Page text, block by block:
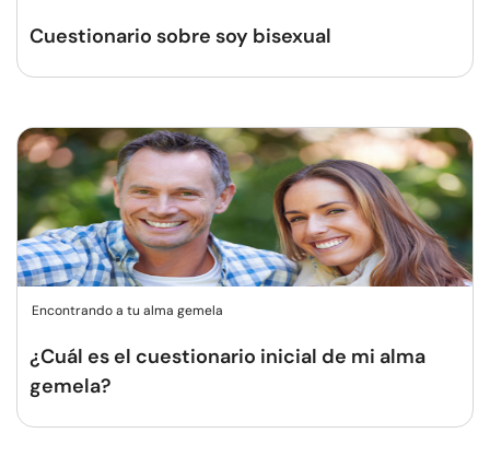
Cuestionario sobre soy bisexual
Encontrando a tu alma gemela
¿Cuál es el cuestionario inicial de mi alma
gemela?